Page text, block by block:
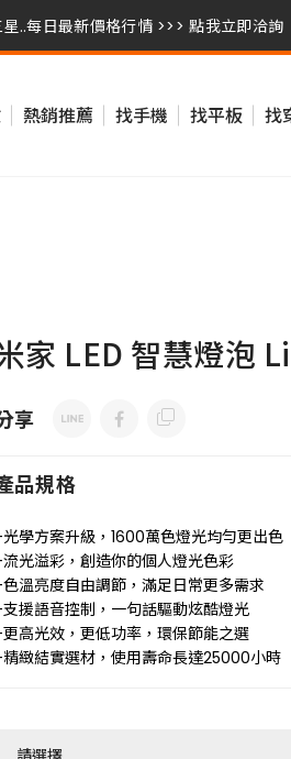
..每日最新價格行情 >>> 點我立即洽詢
..每日最新價格行情 >>> 點我立即洽詢
熱銷推薦 找手機 找平板 找
家 LED 智慧燈泡
享
品規格
學方案升級，1600萬色燈光均勻更出色
光溢彩，創造你的個人燈光色彩
溫亮度自由調節，滿足日常更多需求
援語音控制，一句話驅動炫酷燈光
高光效，更低功率，環保節能之選
緻結實選材，使用壽命長達25000小時